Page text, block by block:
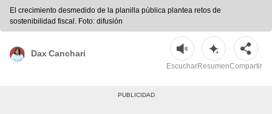
El crecimiento desmedido de la planilla pública plantea retos de
sostenibilidad fiscal. Foto: difusión
Dax Canchari
EscucharResumenCompartir